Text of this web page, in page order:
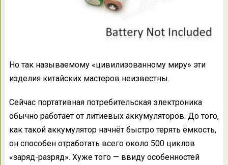
Но так называемому «цивилизованному миру» эти
изделия китайских мастеров неизвестны.
Сейчас портативная потребительская электроника
обычно работает от литиевых аккумуляторов. До того,
как такой аккумулятор начнёт быстро терять ёмкость,
он способен отработать всего около 500 циклов
«заряд-разряд». Хуже того — ввиду особенностей